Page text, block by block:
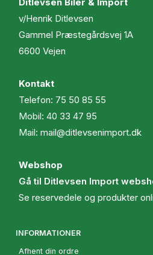
v/Henrik Ditlevsen
Gammel Præstegårdsvej 1A
6600 Vejen
Kontakt
Telefon: 75 50 85 55
Mobil: 40 33 47 95
Mail: mail@ditlevsenimport.dk
Webshop
Gå til Ditlevsen Import
Se reservedele og produkter
INFORMATIONER
Afhent din ordre